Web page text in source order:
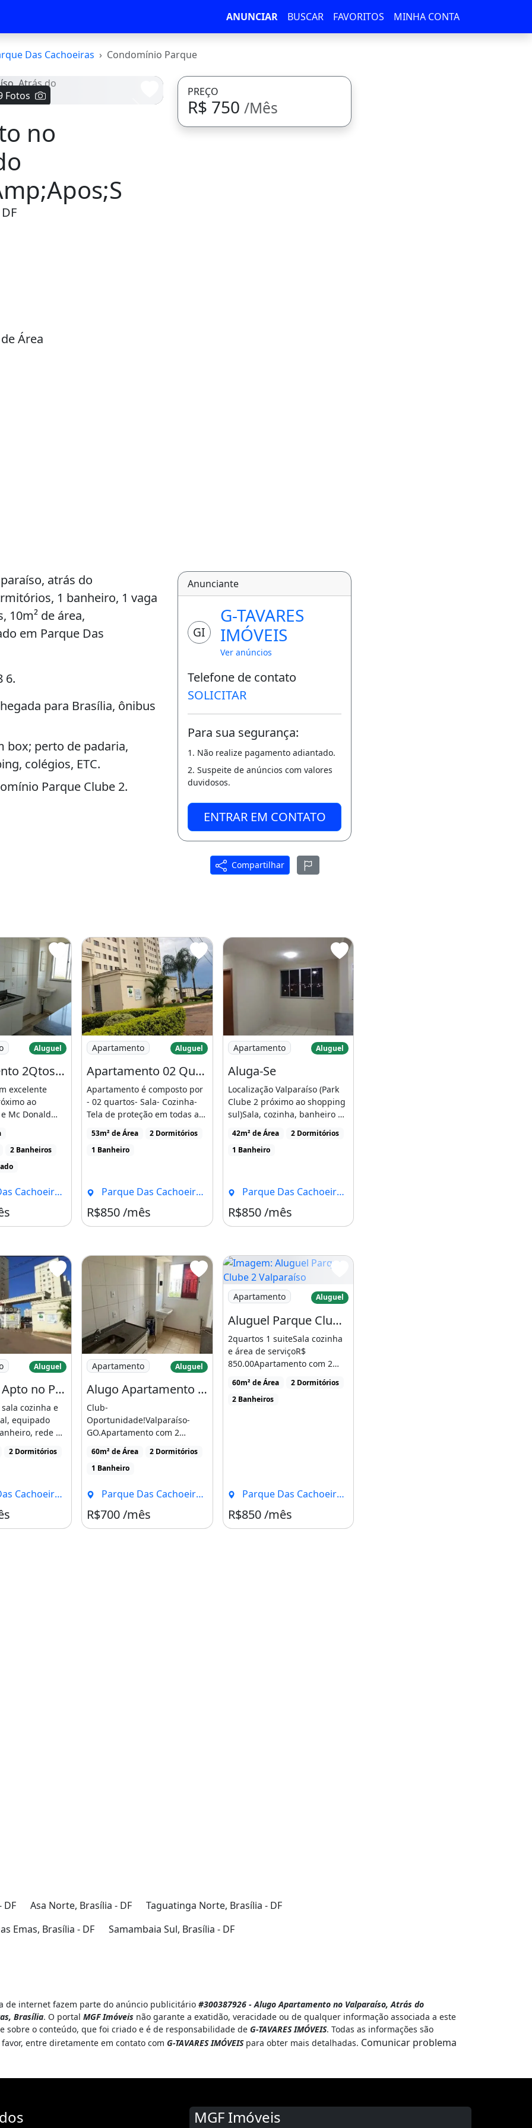
ANUNCIAR BUSCAR FAVORITOS MINHA CONTA
Das Cachoeiras Condomínio Parque
Fotos
no
Área
PREÇO
R$ 750/Mês
atrás do
1 banheiro, 1 vaga
10m² de área,
em Parque Das
6.
para Brasília, ônibus
box; perto de padaria,
colégios, ETC.
Parque Clube 2.
e visitantes
6 8 6.
Anunciante
GI
G-TAVARES
IMÓVEIS
Ver anúncios
Telefone de contato
SOLICITAR
Para sua segurança:
1. Não realize pagamento adiantado.
2. Suspeite de anúncios com valores
duvidosos.
ENTRAR EM CONTATO
Compartilhar
2Qtos Cond. Parque Club 2
Aluguel
Apartamento 2Qtos Cond. Parque Club 2
excelente
ao
Mc Donald
condomínio [...]
2 Banheiros
Brasília - DF
Imagem: Apartamento 02 Quartos - Parque Clube I
Apartamento Aluguel
Apartamento 02 Quartos - Parque Clube I
Apartamento é composto por
- 02 quartos- Sala- Cozinha-
Tela de proteção em todas as
janelas- Banheiro [...]
53m² de Área
2 Dormitórios
1 Banheiro
Parque Das Cachoeiras, Brasília - DF
R$850 /mês
Imagem: Aluga-Se
Apartamento Aluguel
Aluga-Se
Localização Valparaíso (Park
Clube 2 próximo ao shopping
sul)Sala, cozinha, banheiro e
2 quartos [...]
42m² de Área
2 Dormitórios
1 Banheiro
Parque Das Cachoeiras, Brasília - DF
R$850 /mês
Apto no Parque Clube 2
Aluguel
Excelente Apto no Parque Clube 2
cozinha e
equipado
rede de
[...]
2 Dormitórios
Brasília - DF
Imagem: Alugo Apartamento 2 Quartos Parque Clube
Apartamento Aluguel
Alugo Apartamento 2 Quartos Parque Clube
Club-
Oportunidade!Valparaíso-
GO.Apartamento com 2
dormitórios, 1 vaga de
garagem.Está disponível [...]
60m² de Área
2 Dormitórios
1 Banheiro
Parque Das Cachoeiras, Brasília - DF
R$700 /mês
Imagem: Aluguel Parque Clube 2 Valparaíso
Apartamento Aluguel
Aluguel Parque Clube 2 Valparaíso
2quartos 1 suiteSala cozinha
e área de serviçoR$
850.00Apartamento com 2
dormitórios, 1 suíte, 2
banheiros, 1 vaga na
garagem, aluguel por R$850
60m² de Área
2 Dormitórios
2 Banheiros
Parque Das Cachoeiras, Brasília - DF
R$850 /mês
DF Asa Norte, Brasília - DF
Taguatinga Norte, Brasília - DF
Emas, Brasília - DF
Samambaia Sul, Brasília - DF
de internet fazem parte do anúncio publicitário #300387926 - Alugo Apartamento no Valparaíso, Atrás do
Brasília. O portal MGF Imóveis não garante a exatidão, veracidade ou de qualquer informação associada a este
sobre o conteúdo, que foi criado e é de responsabilidade de G-TAVARES IMÓVEIS. Todas as informações são
favor, entre diretamente em contato com G-TAVARES IMÓVEISpara obter mais detalhadas. Comunicar problema
MGF Imóveis